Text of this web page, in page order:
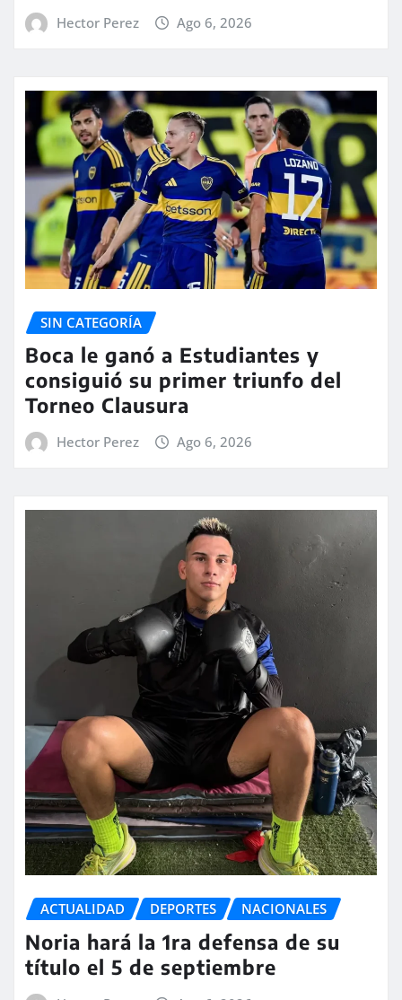
Hector Perez Ago 6, 2026
SIN CATEGORÍA
Boca le ganó a Estudiantes y
consiguió su primer triunfo del
Torneo Clausura
Hector Perez Ago 6, 2026
ACTUALIDAD DEPORTES NACIONALES
Noria hará la 1ra defensa de su
título el 5 de septiembre